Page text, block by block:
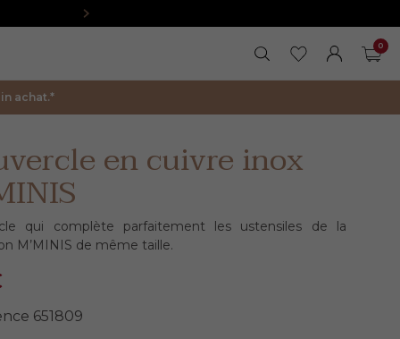
FERMER LA
RECHERCHER
MES FAVORIS
MON
0
achat.*
en cuivre inox
qui complète parfaitement les ustensiles de la
M’MINIS de même taille.
651809